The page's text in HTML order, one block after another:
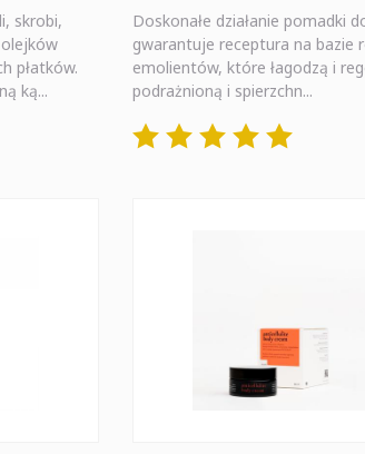
skrobi,
płatków.
ką...
Doskonałe działanie pomadki
gwarantuje receptura na bazie
emolientów, które łagodzą i
podrażnioną i spierzchn...